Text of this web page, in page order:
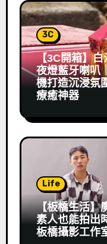
3C
【3C開箱】白
夜燈藍牙喇叭
機打造沉浸氛
療癒神器
Life
【板橋生活】
素人也能拍出
板橋攝影工作